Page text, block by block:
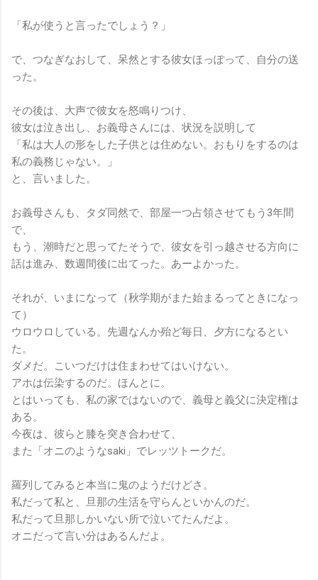
「私が使うと言ったでしょう？」
で、つなぎなおして、呆然とする彼女ほっぽって、自分の送
った。
その後は、大声で彼女を怒鳴りつけ、
彼女は泣き出し、お義母さんには、状況を説明して
「私は大人の形をした子供とは住めない。おもりをするのは
私の義務じゃない。」
と、言いました。
お義母さんも、タダ同然で、部屋一つ占領させてもう3年間
で、
もう、潮時だと思ってたそうで、彼女を引っ越させる方向に
話は進み、数週間後に出てった。あーよかった。
それが、いまになって（秋学期がまた始まるってときになっ
て）
ウロウロしている。先週なんか殆ど毎日、夕方になるとい
た。
ダメだ。こいつだけは住まわせてはいけない。
アホは伝染するのだ。ほんとに。
とはいっても、私の家ではないので、義母と義父に決定権は
ある。
今夜は、彼らと膝を突き合わせて、
また「オニのようなsaki」でレッツトークだ。
羅列してみると本当に鬼のようだけどさ。
私だって私と、旦那の生活を守らんといかんのだ。
私だって旦那しかいない所で泣いてたんだよ。
オニだって言い分はあるんだよ。